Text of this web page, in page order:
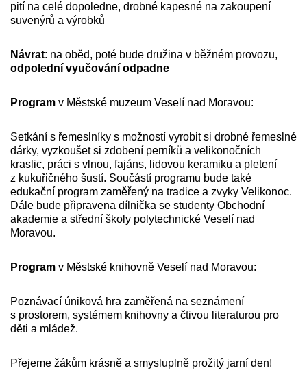
pití na celé dopoledne, drobné kapesné na zakoupení
suvenýrů a výrobků
Návrat: na oběd, poté bude družina v běžném provozu,
odpolední vyučování odpadne
Program v Městské muzeum Veselí nad Moravou:
Setkání s řemeslníky s možností vyrobit si drobné řemeslné
dárky, vyzkoušet si zdobení perníků a velikonočních
kraslic, práci s vlnou, fajáns, lidovou keramiku a pletení
z kukuřičného šustí. Součástí programu bude také
edukační program zaměřený na tradice a zvyky Velikonoc.
Dále bude připravena dílnička se studenty Obchodní
akademie a střední školy polytechnické Veselí nad
Moravou.
Program v Městské knihovně Veselí nad Moravou:
Poznávací úniková hra zaměřená na seznámení
s prostorem, systémem knihovny a čtivou literaturou pro
děti a mládež.
Přejeme žákům krásně a smysluplně prožitý jarní den!